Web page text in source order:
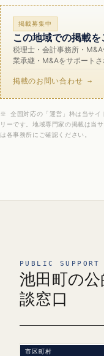
掲載募集中
この地域での掲載
税理士・会計事務所・
業承継・M&Aをサポート
掲載のお問い合わせ →
※ 全国対応の「運営」枠は当サ
リーです。地域専門家の掲載は当
は各事務所にご確認ください。
PUBLIC SUPPORT
池田町の
談窓口
市区町村